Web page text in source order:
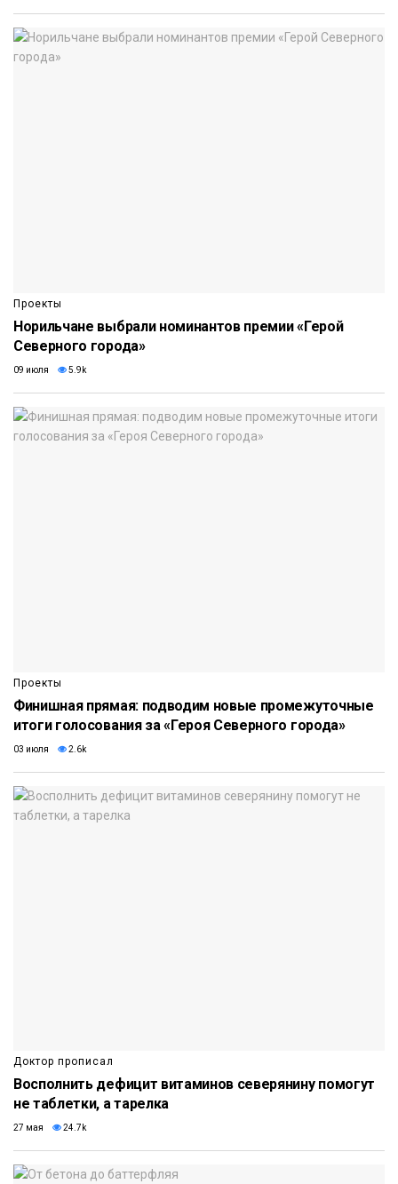
Проекты
Норильчане выбрали номинантов премии «Герой
Северного города»
09 июля 5.9k
Проекты
Финишная прямая: подводим новые промежуточные
итоги голосования за «Героя Северного города»
03 июля 2.6k
Доктор прописал
Восполнить дефицит витаминов северянину помогут
не таблетки, а тарелка
27 мая 24.7k